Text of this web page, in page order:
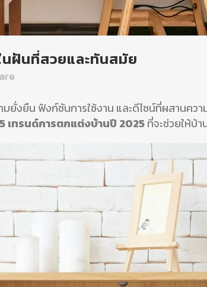
นฝันที่สวยและทันสมัย
ยั่งยืน ฟังก์ชันการใช้งาน และดีไซน์ที่ผสานคว
5 เทรนด์การตกแต่งบ้านปี 2025ที่จะช่วยให้บ้